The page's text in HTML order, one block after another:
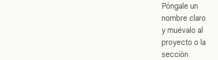
Póngale un
nombre claro
y muévalo al
proyecto o la
sección